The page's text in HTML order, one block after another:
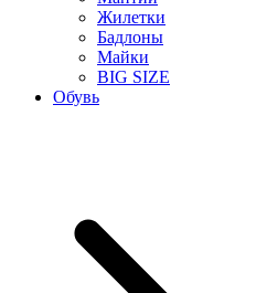
Жилетки
Бадлоны
Майки
BIG SIZE
Обувь